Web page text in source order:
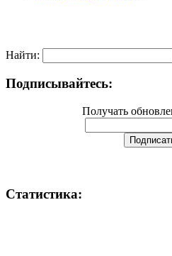
Найти:
Подписывайтесь:
Получать
Статистика: